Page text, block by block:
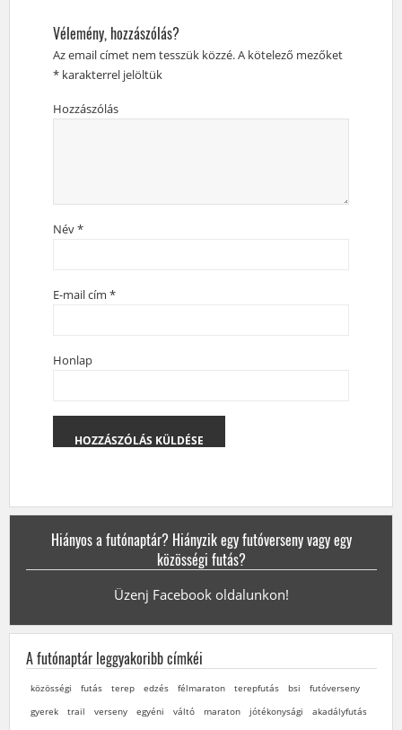
Vélemény, hozzászólás?
Az email címet nem tesszük közzé.A kötelező mezőket
*karakterrel jelöltük
Hozzászólás
Név*
E-mail cím *
Honlap
Hiányos a futónaptár? Hiányzik egy futóverseny vagy egy
közösségi futás?
Üzenj Facebook oldalunkon!
A futónaptár leggyakoribb címkéi
közösségi futás terep edzés félmaraton terepfutás bsi
futóverseny
gyerek
trail verseny egyéni váltó maraton jótékonysági
akadályfutás